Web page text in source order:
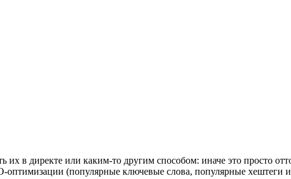
в директе или каким-то другим способом: иначе это просто
оптимизации (популярные ключевые слова, популярные хештеги и